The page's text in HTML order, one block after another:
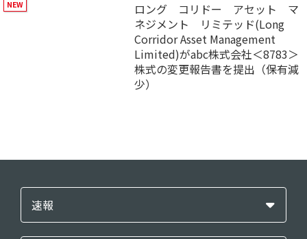
ロング コリドー アセット マ
ネジメント リミテッド(Long
Corridor Asset Management
Limited)がabc株式会社＜8783＞
株式の変更報告書を提出（保有減
少）
速報